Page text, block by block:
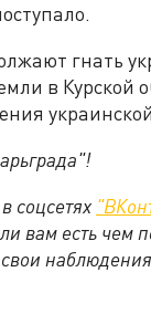
гнать
в Курской
соцсетях
вам есть чем